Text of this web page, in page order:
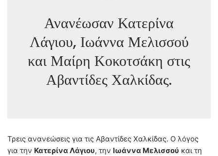
Ανανέωσαν Κατερίνα
Λάγιου, Ιωάννα Μελισσού
και Μαίρη Κοκοτσάκη στις
Αβαντίδες Χαλκίδας.
Τρεις ανανεώσεις για τις Αβαντίδες Χαλκίδας. Ο λόγος
για την Κατερίνα Λάγιου, την Ιωάννα Μελισσού και τη